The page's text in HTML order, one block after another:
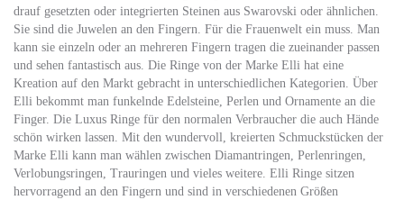
drauf gesetzten oder integrierten Steinen aus Swarovski oder ähnlichen.
Sie sind die Juwelen an den Fingern. Für die Frauenwelt ein muss. Man
kann sie einzeln oder an mehreren Fingern tragen die zueinander passen
und sehen fantastisch aus. Die Ringe von der Marke Elli hat eine
Kreation auf den Markt gebracht in unterschiedlichen Kategorien. Über
Elli bekommt man funkelnde Edelsteine, Perlen und Ornamente an die
Finger. Die Luxus Ringe für den normalen Verbraucher die auch Hände
schön wirken lassen. Mit den wundervoll, kreierten Schmuckstücken der
Marke Elli kann man wählen zwischen Diamantringen, Perlenringen,
Verlobungsringen, Trauringen und vieles weitere. Elli Ringe sitzen
hervorragend an den Fingern und sind in verschiedenen Größen